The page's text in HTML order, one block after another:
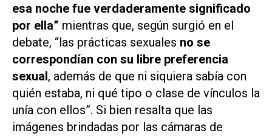
esa noche fue verdaderamente significado
por ella” mientras que, según surgió en el
debate, “las prácticas sexuales no se
correspondían con su libre preferencia
sexual, además de que ni siquiera sabía con
quién estaba, ni qué tipo o clase de vínculos la
unía con ellos”. Si bien resalta que las
imágenes brindadas por las cámaras de